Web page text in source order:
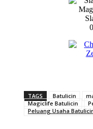
TAGS Batulicin
Magiclife Batulicin
Peluang Usaha